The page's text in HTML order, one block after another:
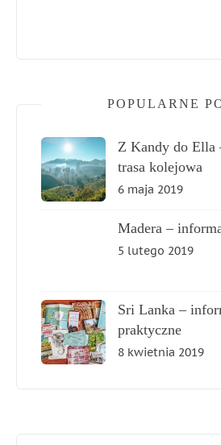
POPULARNE
Z Kandy do Ella
trasa kolejowa
6 maja 2019
Madera –
5 lutego 2019
Sri Lanka –
praktyczne
8 kwietnia 2019